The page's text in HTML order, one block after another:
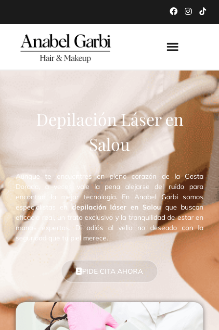
Depilación Láser en
Salou
Aunque te encuentres en pleno corazón de la Costa
Dorada, a veces vale la pena alejarse del ruido para
encontrar la mejor tecnología. En Anabel Garbi somos
especialistas en depilación láser en Salouque buscan
eficacia real, un trato exclusivo y la tranquilidad de estar en
manos expertas. Di adiós al vello no deseado con la
seguridad que tu piel merece.
PIDE CITA AHORA